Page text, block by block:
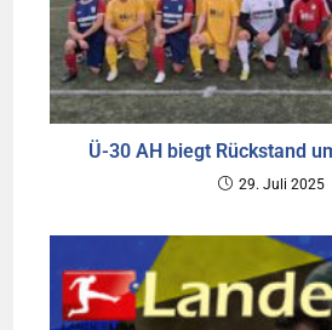
Ü-30 AH biegt Rückstand
29. Juli 2025